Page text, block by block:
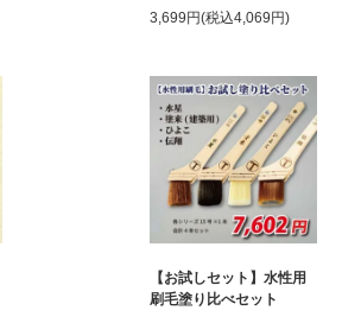
3,699円(税込4,069円)
【お試しセット】水性用
刷毛塗り比べセット